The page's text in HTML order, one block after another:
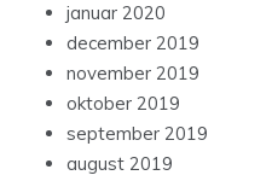
januar 2020
december 2019
november 2019
oktober 2019
september 2019
august 2019